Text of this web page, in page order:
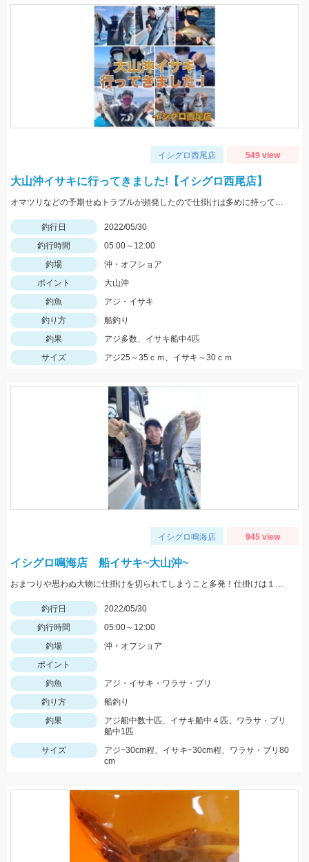
イシグロ西尾店 549 view
大山沖イサキに行ってきました!【イシグロ西尾店】
オマツリなどの予期せぬトラブルが頻発したので仕掛けは多めに持っていくことがオススメ!
釣行日
2022/05/30
釣行時間
05:00～12:00
釣場
沖・オフショア
ポイント
大山沖
釣魚
アジ・イサキ
釣り方
船釣り
釣果
アジ多数、イサキ船中4匹
サイズ
アジ25～35ｃｍ、イサキ～30ｃｍ
イシグロ鳴海店 945 view
イシグロ鳴海店 船イサキ~大山沖~
おまつりや思わぬ大物に仕掛けを切られてしまうこと多発！仕掛けは１０セットはあると安心です！
釣行日
2022/05/30
釣行時間
05:00～12:00
釣場
沖・オフショア
ポイント
釣魚
アジ・イサキ・ワラサ・ブリ
釣り方
船釣り
釣果
アジ船中数十匹、イサキ船中４匹、ワラサ・ブリ
船中1匹
サイズ
アジ~30cm程、イサキ~30cm程、ワラサ・ブリ80
cm